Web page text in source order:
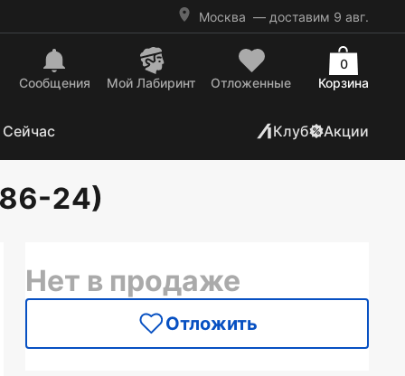
Москва — доставим 9 авг.
Сообщения Mой Лабиринт Отложенные Корзина
0
Клуб Акции
24)
Нет в продаже
Отложить